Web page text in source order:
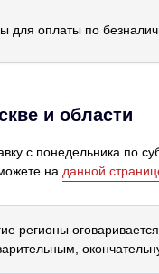
для оплаты по
и области
с понедельника по
на данной
регионы